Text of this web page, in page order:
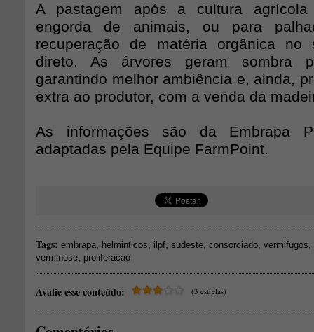
A pastagem após a cultura
engorda de animais, ou para
recuperação de matéria orgânica no
direto. As árvores geram sombra
garantindo melhor ambiência e, ainda,
extra ao produtor, com a venda da
As informações são da Embrapa
adaptadas pela Equipe FarmPoint.
Tags: embrapa helminticos ilpf sudeste consorciado vermifugos
verminose proliferacao
Avalie esse conteúdo: (3 estrelas)